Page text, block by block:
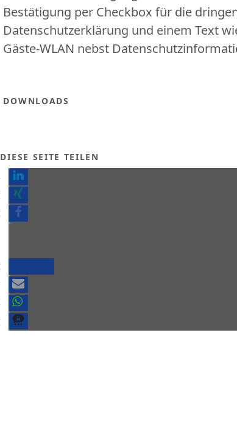
Bestätigung per Checkbox für die
Datenschutzerklärung und einem Text
Gäste-WLAN nebst
DOWNLOADS
DIESE SEITE TEILEN